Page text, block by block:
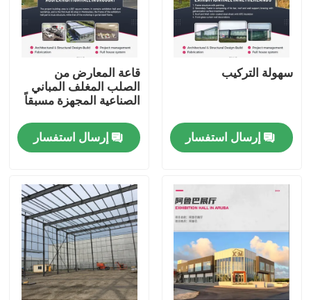
حولنا
جولة في المصنع
سهولة التركيب
إرسال استفسار
قاعة المعارض من
الصلب المغلف المباني
الصناعية المجهزة مسبقاً
إرسال استفسار